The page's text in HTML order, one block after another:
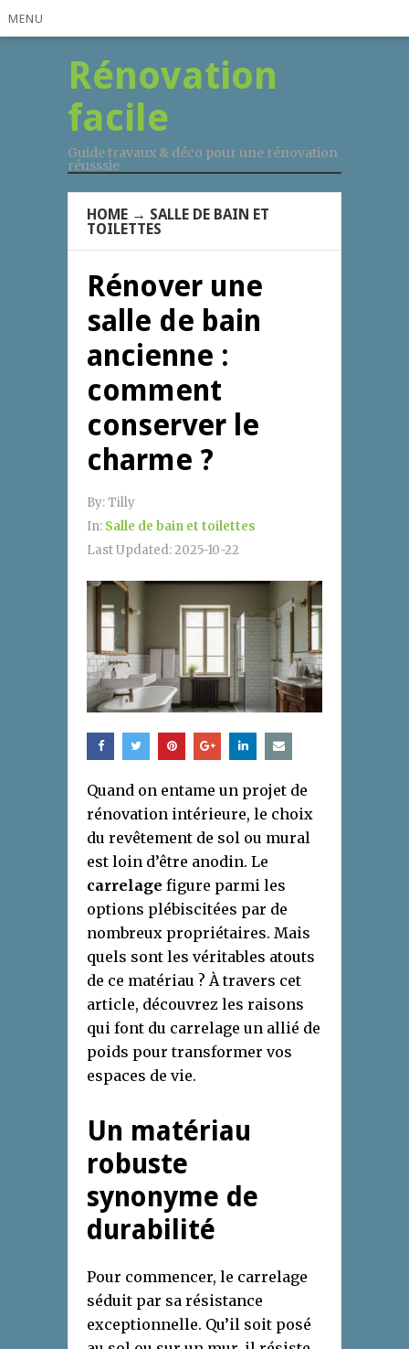
MENU
Rénovation
facile
Guide travaux & déco pour une rénovation
réusssie
HOME → SALLE DE BAIN ET
TOILETTES
Rénover une
salle de bain
ancienne :
comment
conserver le
charme ?
By:Tilly
In: Salle de bain et toilettes
Last Updated:2025-10-22
Quand on entame un projet de
rénovation intérieure, le choix
du revêtement de sol ou mural
est loin d’être anodin. Le
carrelage figure parmi les
options plébiscitées par de
nombreux propriétaires. Mais
quels sont les véritables atouts
de ce matériau ? À travers cet
article, découvrez les raisons
qui font du carrelage un allié de
poids pour transformer vos
espaces de vie.
Un matériau
robuste
synonyme de
durabilité
Pour commencer, le carrelage
séduit par sa résistance
exceptionnelle. Qu’il soit posé